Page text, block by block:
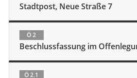
Stadtpost, Neue Straße 7
Ö 2
Beschlussfassung im
Ö 2.1